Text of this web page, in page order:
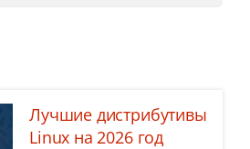
Лучшие дистрибутивы
Linux на 2026 год